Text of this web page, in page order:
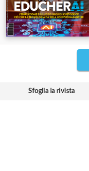
Sfoglia la rivista